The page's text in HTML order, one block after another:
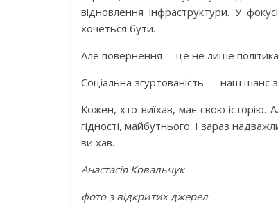
відновлення інфраструктури. У
хочеться бути.
Але повернення – це не лише
Соціальна згуртованість — наш шанс
Кожен, хто виїхав, має свою історію.
гідності, майбутнього. І зараз
виїхав.
Анастасія Ковальчук
фото з відкритих джерел